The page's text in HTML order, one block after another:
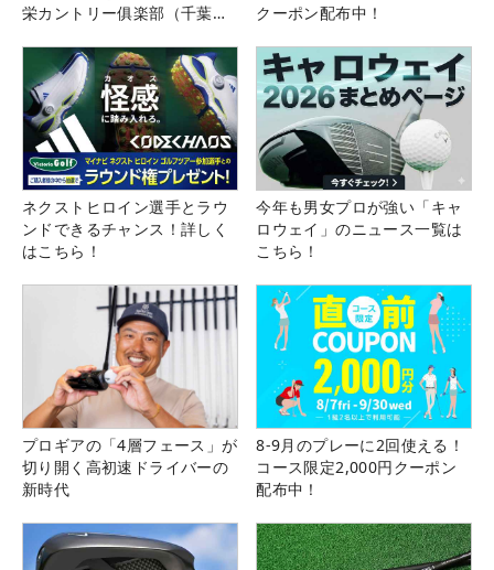
栄カントリー俱楽部（千葉
クーポン配布中！
ネクストヒロイン選手とラウ
ンドできるチャンス！詳しく
はこちら！
今年も男女プロが強い「キャ
ロウェイ」のニュース一覧は
こちら！
プロギアの「4層フェース」が
切り開く高初速ドライバーの
新時代
8-9月のプレーに2回使える！
コース限定2,000円クーポン
配布中！